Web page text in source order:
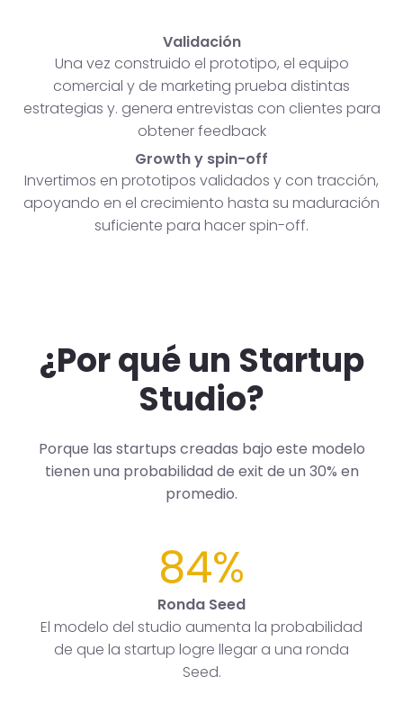
Validación
Una vez construido el prototipo, el equipo
comercial y de marketing prueba distintas
estrategias y. genera entrevistas con clientes para
obtener feedback
Growth y spin-off
Invertimos en prototipos validados y con tracción,
apoyando en el crecimiento hasta su maduración
suficiente para hacer spin-off.
¿Por qué un Startup
Studio?
Porque las startups creadas bajo este modelo
tienen una probabilidad de exit de un 30% en
promedio.
84%
Ronda Seed
El modelo del studio aumenta la probabilidad
de que la startup logre llegar a una ronda
Seed.